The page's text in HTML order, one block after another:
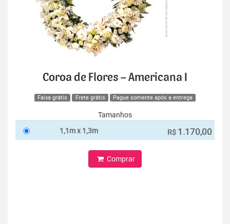
Coroa de Flores – Americana I
Faixa grátis Frete grátis Pague somente após a entrega
Tamanhos
1,1m x 1,3m
R$ 1.170,00
Comprar